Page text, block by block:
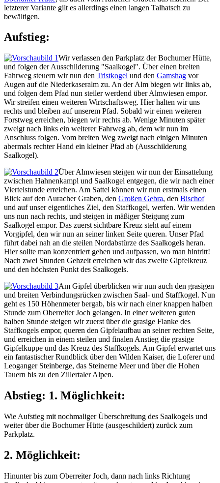
letzterer Variante gilt es allerdings einen langen Talhatsch zu
bewältigen.
Aufstieg:
Wir verlassen den Parkplatz der Bochumer Hütte,
und folgen der Ausschilderung "Saalkogel". Über einen breiten
Fahrweg steuern wir nun den Tristkogel und den Gamshag vor
Augen auf die Niederkaseralm zu. An der Alm biegen wir links ab,
und folgen dem Pfad nun steiler werdend über Almwiesen empor.
Wir streifen einen weiteren Wirtschaftsweg. Hier halten wir uns
rechts und bleiben auf unserem Pfad. Sobald wir einen weiteren
Forstweg erreichen, biegen wir rechts ab. Wenige Minuten später
zweigt nach links ein weiterer Fahrweg ab, dem wir nun im
Anschluss folgen. Vom breiten Weg zweigt nach einigen Minuten
abermals rechter Hand ein kleiner Pfad ab (Ausschilderung
Saalkogel).
Über Almwiesen steigen wir nun der Einsattelung
zwischen Hahnenkampl und Saalkogel entgegen, die wir nach einer
Viertelstunde erreichen. Am Sattel können wir nun erstmals einen
Blick auf den Auracher Graben, den Großen Gebra, den Bischof
und auf unser eigentliches Ziel, den Staffkogel, werfen. Wir wenden
uns nun nach rechts, und steigen in mäßiger Steigung zum
Saalkogel empor. Das zuerst sichtbare Kreuz steht auf einem
Vorgipfel, den wir nun an seiner linken Seite queren. Unser Pfad
führt dabei nah an die steilen Nordabstürze des Saalkogels heran.
Hier sollte man konzentriert gehen und aufpassen, wo man hintritt!
Nach zwei Stunden Gehzeit erreichen wir das zweite Gipfelkreuz
und den höchsten Punkt des Saalkogels.
Am Gipfel überblicken wir nun auch den grasigen
und breiten Verbindungsrücken zwischen Saal- und Staffkogel. Nun
geht es 150 Höhenmeter bergab, bis wir nach einer knappen halben
Stunde zum Oberreiter Joch gelangen. In einer weiteren guten
halben Stunde steigen wir zuerst über die grasige Flanke des
Staffkogels empor, queren den Gipfelaufbau an seiner rechten Seite,
und erreichen in einem steilen und finalen Anstieg die grasige
Gipfelkuppe und das Kreuz des Staffkogels. Am Gipfel erwartet uns
ein fantastischer Rundblick über den Wilden Kaiser, die Loferer und
Leoganger Steinberge, das Steinerne Meer und über die Hohen
Tauern bis zu den Zillertaler Alpen.
Abstieg: 1. Möglichkeit:
Wie Aufstieg mit nochmaliger Überschreitung des Saalkogels und
weiter über die Bochumer Hütte (ausgeschildert) zurück zum
Parkplatz.
2. Möglichkeit:
Hinunter bis zum Oberreiter Joch, dann nach links Richtung